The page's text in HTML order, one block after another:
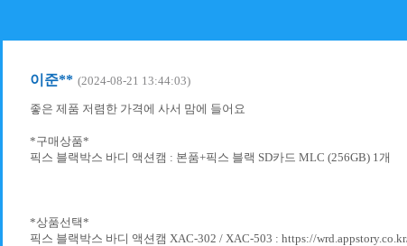
이준** (2024-08-21 13:44:03)
좋은 제품 저렴한 가격에 사서 맘에 들어요
*구매상품*
픽스 블랙박스 바디 액션캠 : 본품+픽스 블랙 SD카드 MLC (256GB) 1개
*상품선택*
픽스 블랙박스 바디 액션캠 XAC-302 / XAC-503 : https://